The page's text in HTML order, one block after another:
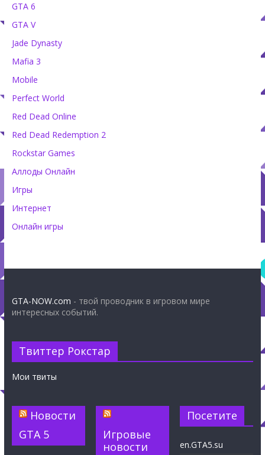
GTA 6
GTA V
Jade Dynasty
Mafia 3
Mobile
Perfect World
Red Dead Online
Red Dead Redemption 2
Rockstar Games
Аллоды Онлайн
Игры
Интернет
Онлайн игры
GTA-NOW.com - твой проводник в игровом мире
интересных событий.
Твиттер Рокстар
Мои твиты
Новости
GTA 5
Игровые
новости
Посетите
en.GTA5.su